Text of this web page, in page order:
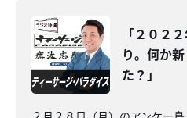
「２０２
り。何か
た？」